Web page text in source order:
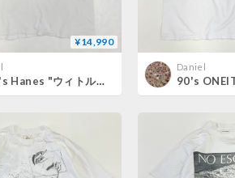
¥14,990
～90's Hanes "ウィトルウィウス" "Daniel Craig" "両面" Tシャツ XLサイズ
Daniel